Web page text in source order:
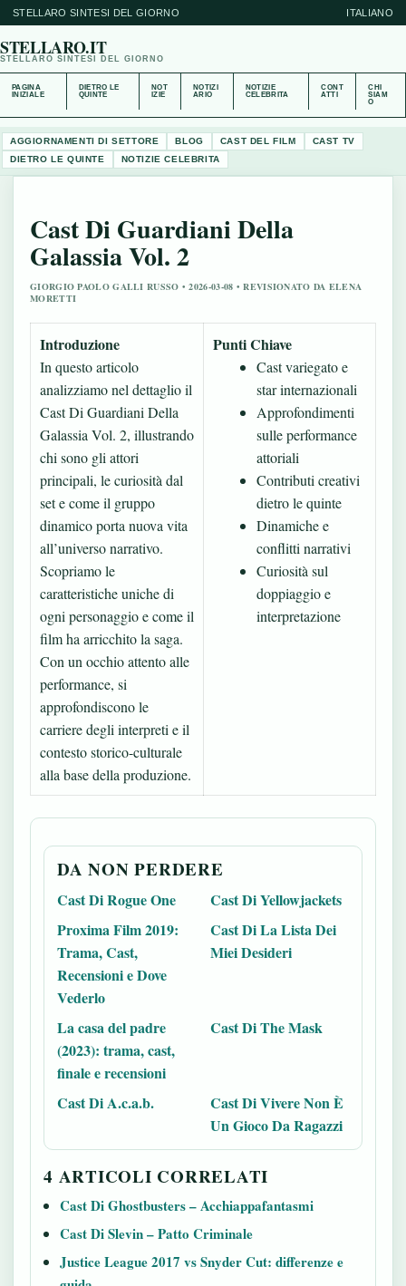
STELLARO SINTESI DEL GIORNO ITALIANO
STELLARO.IT
STELLARO SINTESI DEL GIORNO
PAGINA
INIZIALE
DIETRO LE
QUINTE
NOT
IZIE
NOTIZI
ARIO
NOTIZIE
CELEBRITA
CONT
ATTI
CHI
SIAM
O
AGGIORNAMENTI DI SETTORE BLOG CAST DEL FILM
CAST TV
DIETRO LE QUINTE
NOTIZIE CELEBRITA
Cast Di Guardiani Della
Galassia Vol. 2
GIORGIO PAOLO GALLI RUSSO • 2026-03-08 • REVISIONATO DA ELENA
MORETTI
Introduzione
In questo articolo
analizziamo nel dettaglio il
Cast Di Guardiani Della
Galassia Vol. 2, illustrando
chi sono gli attori
principali, le curiosità dal
set e come il gruppo
dinamico porta nuova vita
all’universo narrativo.
Scopriamo le
caratteristiche uniche di
ogni personaggio e come il
film ha arricchito la saga.
Con un occhio attento alle
performance, si
approfondiscono le
carriere degli interpreti e il
contesto storico-culturale
alla base della produzione.
Punti Chiave
Cast variegato e
star internazionali
Approfondimenti
sulle performance
attoriali
Contributi creativi
dietro le quinte
Dinamiche e
conflitti narrativi
Curiosità sul
doppiaggio e
interpretazione
DA NON PERDERE
Cast Di Rogue One
Cast Di Yellowjackets
Proxima Film 2019:
Trama, Cast,
Recensioni e Dove
Vederlo
Cast Di La Lista Dei
Miei Desideri
La casa del padre
(2023): trama, cast,
finale e recensioni
Cast Di The Mask
Cast Di A.c.a.b.
Cast Di Vivere Non È
Un Gioco Da Ragazzi
4 ARTICOLI CORRELATI
Cast Di Ghostbusters – Acchiappafantasmi
Cast Di Slevin – Patto Criminale
Justice League 2017 vs Snyder Cut: differenze e